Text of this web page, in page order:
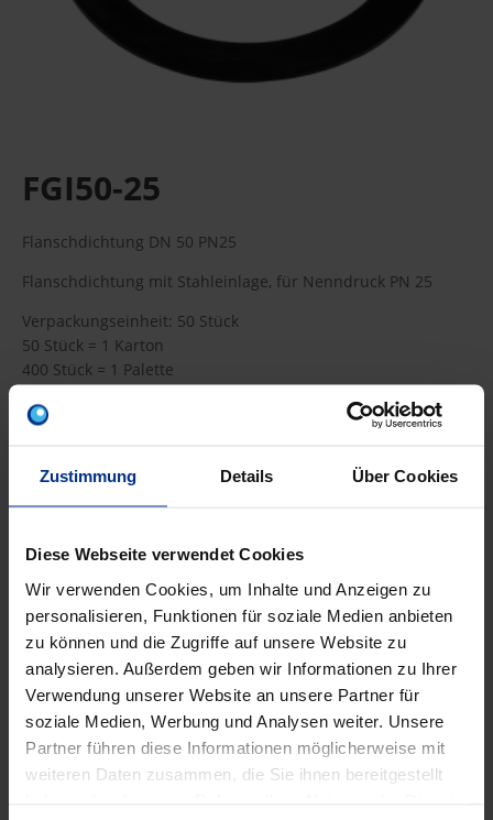
Zustimmung Details Über Cookies
Diese Webseite verwendet Cookies
Wir verwenden Cookies, um Inhalte und Anzeigen zu
personalisieren, Funktionen für soziale Medien anbieten
zu können und die Zugriffe auf unsere Website zu
analysieren. Außerdem geben wir Informationen zu Ihrer
Verwendung unserer Website an unsere Partner für
soziale Medien, Werbung und Analysen weiter. Unsere
Partner führen diese Informationen möglicherweise mit
weiteren Daten zusammen, die Sie ihnen bereitgestellt
FGI50-25
Flanschdichtung DN 50 PN25
Flanschdichtung mit Stahleinlage, für Nenndruck PN 25
Verpackungseinheit: 50 Stück
50 Stück = 1 Karton
400 Stück = 1 Palette
MINUS PLUS
Min.: 1 Stück
13,55 €
pro 1 Stück (exkl. Mwst.)
AMX
Code